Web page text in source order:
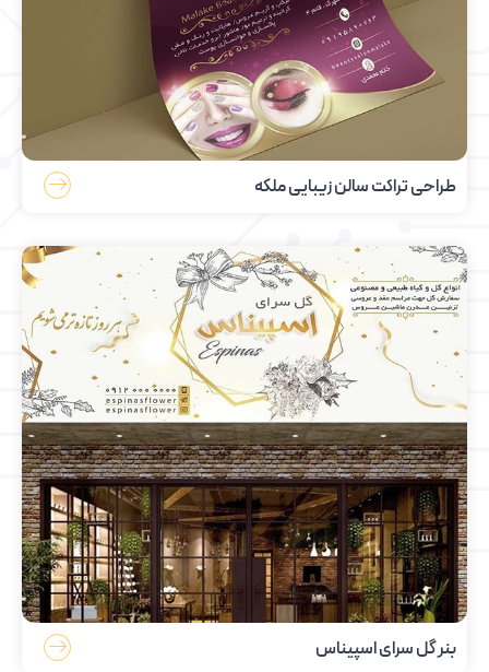
طراحی تراکت سالن زیبایی ملکه
بنر گل سرای اسپیناس